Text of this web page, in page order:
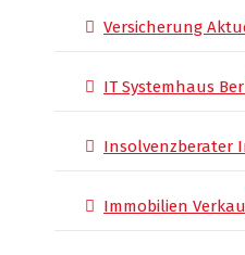
Versicherung
IT Systemhaus
Insolvenzberater
Immobilien